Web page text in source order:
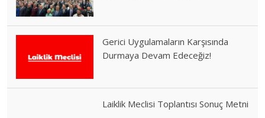
Gerici Uygulamaların Karşısında
Durmaya Devam Edeceğiz!
Laiklik Meclisi Toplantısı Sonuç Metni